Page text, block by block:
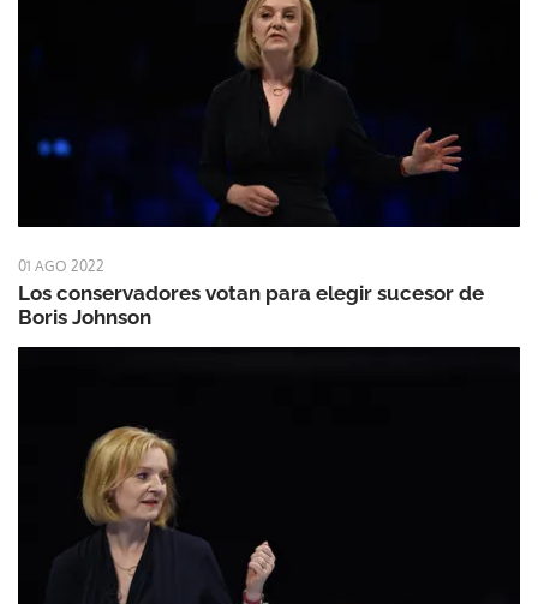
01 AGO 2022
Los conservadores votan para elegir sucesor de
Boris Johnson